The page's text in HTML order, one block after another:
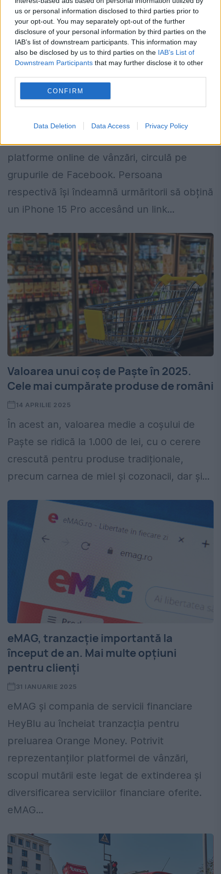
us or personal information disclosed to third parties prior to
your opt-out. You may separately opt-out of the further
disclosure of your personal information by third parties on the
IAB’s list of downstream participants. This information may
also be disclosed by us to third parties on the IAB’s List of
Downstream Participants that may further disclose it to other
CONFIRM
Data Deletion Data Access Privacy Policy
O înșelătorie virală lovește din nou.
Atenție la capcana de 49 de lei
platforme online de vânzări, circulă pe
grupurile de Facebook. Persoana
respectivă își îndeamnă urmăritorii să obțină
un iPhone 15 Pro accesând un link...
Valoarea unui coș de Paște în 2025.
Cele mai cumpărate produse de români
14 APRILIE 2025
În acest an, valoarea medie a coșului de
Paște se ridică la 1.000 de lei, cu o cerere
crescută pentru produse tradiționale,
precum carnea de miel și cozonacii, dar și...
eMAG, tranzacție importantă la
început de an. Mai multe opțiuni
pentru clienți
31 IANUARIE 2025
eMAG şi compania de servicii financiare
HeyBlu au încheiat tranzacția pentru
preluarea Orange Money. Potrivit
reprezentanților platformei de vânzări,
scopul mutării este legat de extinderea şi
diversificarea serviciilor financiare oferite.
eMAG...